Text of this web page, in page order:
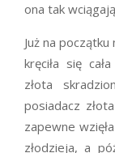
ona tak
Już na
kręciła się
złota
posiadacz
zapewne
złodzieja, a